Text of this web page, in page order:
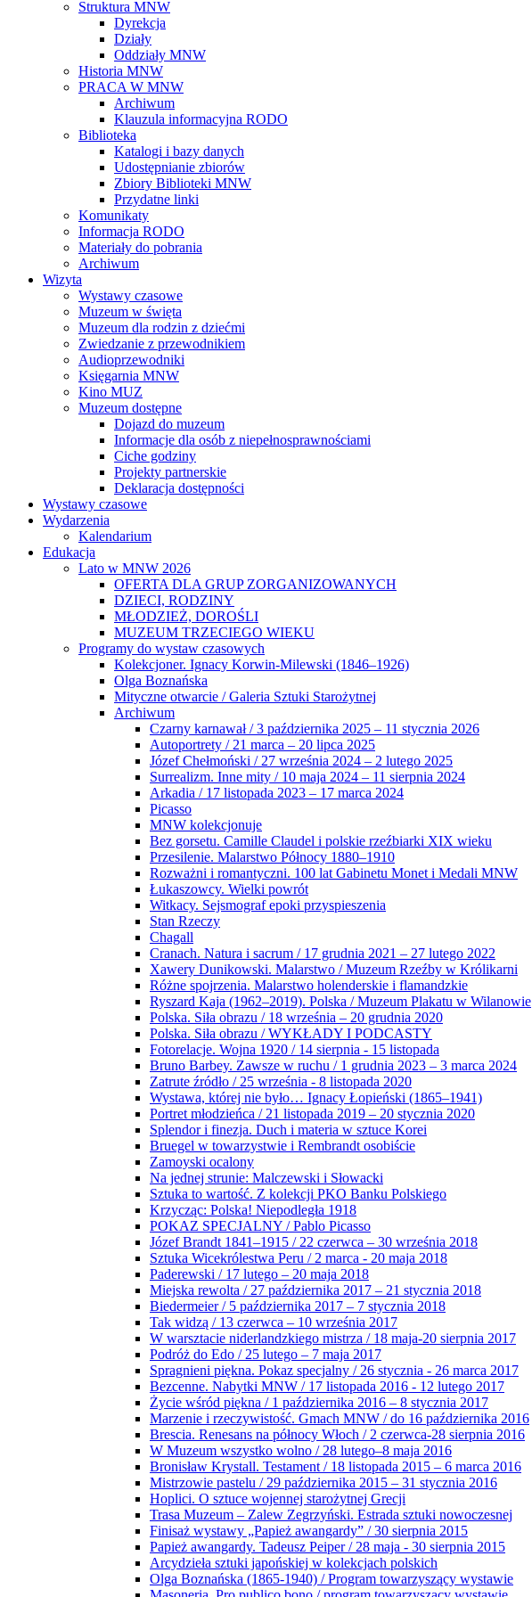
Struktura MNW
Dyrekcja
Działy
Oddziały MNW
Historia MNW
PRACA W MNW
Archiwum
Klauzula informacyjna RODO
Biblioteka
Katalogi i bazy danych
Udostępnianie zbiorów
Zbiory Biblioteki MNW
Przydatne linki
Komunikaty
Informacja RODO
Materiały do pobrania
Archiwum
Wizyta
Wystawy czasowe
Muzeum w święta
Muzeum dla rodzin z dziećmi
Zwiedzanie z przewodnikiem
Audioprzewodniki
Księgarnia MNW
Kino MUZ
Muzeum dostępne
Dojazd do muzeum
Informacje dla osób z niepełnosprawnościami
Ciche godziny
Projekty partnerskie
Deklaracja dostępności
Wystawy czasowe
Wydarzenia
Kalendarium
Edukacja
Lato w MNW 2026
OFERTA DLA GRUP ZORGANIZOWANYCH
DZIECI, RODZINY
MŁODZIEŻ, DOROŚLI
MUZEUM TRZECIEGO WIEKU
Programy do wystaw czasowych
Kolekcjoner. Ignacy Korwin-Milewski (1846–1926)
Olga Boznańska
Mityczne otwarcie / Galeria Sztuki Starożytnej
Archiwum
Czarny karnawał / 3 października 2025 – 11 stycznia 2026
Autoportrety / 21 marca – 20 lipca 2025
Józef Chełmoński / 27 września 2024 – 2 lutego 2025
Surrealizm. Inne mity / 10 maja 2024 – 11 sierpnia 2024
Arkadia / 17 listopada 2023 – 17 marca 2024
Picasso
MNW kolekcjonuje
Bez gorsetu. Camille Claudel i polskie rzeźbiarki XIX wieku
Przesilenie. Malarstwo Północy 1880–1910
Rozważni i romantyczni. 100 lat Gabinetu Monet i Medali MNW
Łukaszowcy. Wielki powrót
Witkacy. Sejsmograf epoki przyspieszenia
Stan Rzeczy
Chagall
Cranach. Natura i sacrum / 17 grudnia 2021 – 27 lutego 2022
Xawery Dunikowski. Malarstwo / Muzeum Rzeźby w Królikarni
Różne spojrzenia. Malarstwo holenderskie i flamandzkie
Ryszard Kaja (1962–2019). Polska / Muzeum Plakatu w Wilanowie
Polska. Siła obrazu / 18 września – 20 grudnia 2020
Polska. Siła obrazu / WYKŁADY I PODCASTY
Fotorelacje. Wojna 1920 / 14 sierpnia - 15 listopada
Bruno Barbey. Zawsze w ruchu / 1 grudnia 2023 – 3 marca 2024
Zatrute źródło / 25 września - 8 listopada 2020
Wystawa, której nie było… Ignacy Łopieński (1865–1941)
Portret młodzieńca / 21 listopada 2019 – 20 stycznia 2020
Splendor i finezja. Duch i materia w sztuce Korei
Bruegel w towarzystwie i Rembrandt osobiście
Zamoyski ocalony
Na jednej strunie: Malczewski i Słowacki
Sztuka to wartość. Z kolekcji PKO Banku Polskiego
Krzycząc: Polska! Niepodległa 1918
POKAZ SPECJALNY / Pablo Picasso
Józef Brandt 1841–1915 / 22 czerwca – 30 września 2018
Sztuka Wicekrólestwa Peru / 2 marca - 20 maja 2018
Paderewski / 17 lutego – 20 maja 2018
Miejska rewolta / 27 października 2017 – 21 stycznia 2018
Biedermeier / 5 października 2017 – 7 stycznia 2018
Tak widzą / 13 czerwca – 10 września 2017
W warsztacie niderlandzkiego mistrza / 18 maja-20 sierpnia 2017
Podróż do Edo / 25 lutego – 7 maja 2017
Spragnieni piękna. Pokaz specjalny / 26 stycznia - 26 marca 2017
Bezcenne. Nabytki MNW / 17 listopada 2016 - 12 lutego 2017
Życie wśród piękna / 1 października 2016 – 8 stycznia 2017
Marzenie i rzeczywistość. Gmach MNW / do 16 października 2016
Brescia. Renesans na północy Włoch / 2 czerwca-28 sierpnia 2016
W Muzeum wszystko wolno / 28 lutego–8 maja 2016
Bronisław Krystall. Testament / 18 listopada 2015 – 6 marca 2016
Mistrzowie pastelu / 29 października 2015 – 31 stycznia 2016
Hoplici. O sztuce wojennej starożytnej Grecji
Trasa Muzeum – Zalew Zegrzyński. Estrada sztuki nowoczesnej
Finisaż wystawy „Papież awangardy” / 30 sierpnia 2015
Papież awangardy. Tadeusz Peiper / 28 maja - 30 sierpnia 2015
Arcydzieła sztuki japońskiej w kolekcjach polskich
Olga Boznańska (1865-1940) / Program towarzyszący wystawie